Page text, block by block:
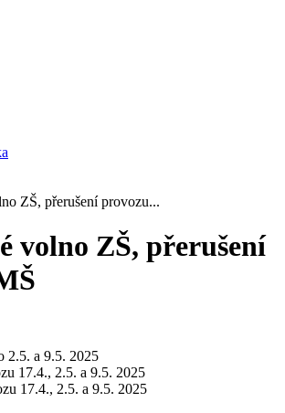
ZŠ, přerušení provozu...
volno ZŠ, přerušení
2.5. a 9.5. 2025
17.4., 2.5. a 9.5. 2025
17.4., 2.5. a 9.5. 2025